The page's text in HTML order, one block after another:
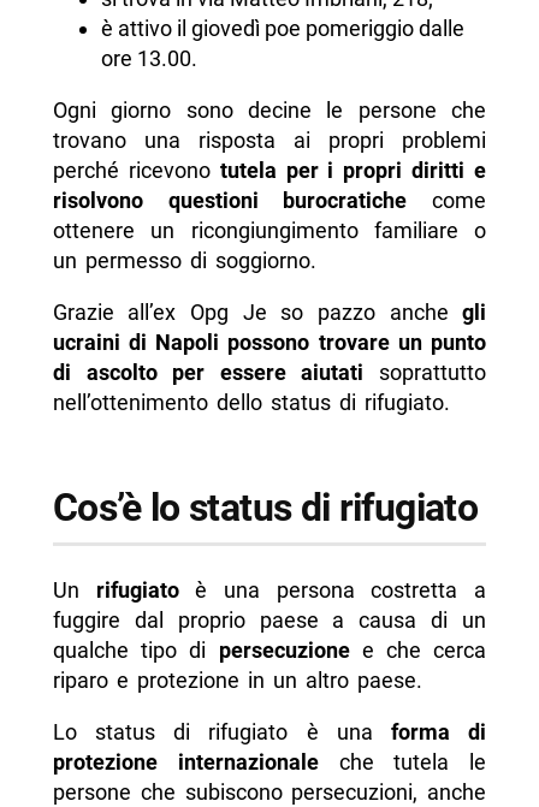
è attivo il giovedì poe pomeriggio dalle
ore 13.00.
Ogni giorno sono decine le persone che
trovano una risposta ai propri problemi
perché ricevono tutela per i propri diritti e
risolvono questioni burocratiche come
ottenere un ricongiungimento familiare o
un permesso di soggiorno.
Grazie all’ex Opg Je so pazzo anchegli
ucraini di Napoli possono trovare un punto
di ascolto per essere aiutati soprattutto
nell’ottenimento dello status di rifugiato.
Cos’è lo status di rifugiato
Un rifugiatoè una persona costretta a
fuggire dal proprio paese a causa di un
qualche tipo di persecuzionee che cerca
riparo e protezione in un altro paese.
Lo status di rifugiato è una forma di
protezione internazionaleche tutela le
persone che subiscono persecuzioni, anche